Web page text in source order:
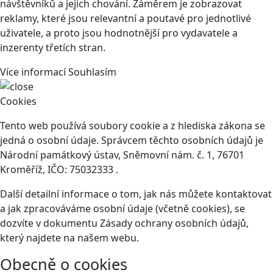
návštěvníků a jejich chování. Záměrem je zobrazovat
reklamy, které jsou relevantní a poutavé pro jednotlivé
uživatele, a proto jsou hodnotnější pro vydavatele a
inzerenty třetích stran.
Více informacíSouhlasím
Cookies
Tento web používá soubory cookie a z hlediska zákona se
jedná o osobní údaje. Správcem těchto osobních údajů je
Národní památkový ústav, Sněmovní nám. č. 1, 76701
Kroměříž, IČO: 75032333 .
Další detailní informace o tom, jak nás můžete kontaktovat
a jak zpracováváme osobní údaje (včetně cookies), se
dozvíte v dokumentu Zásady ochrany osobních údajů,
který najdete na našem webu.
Obecně o cookies